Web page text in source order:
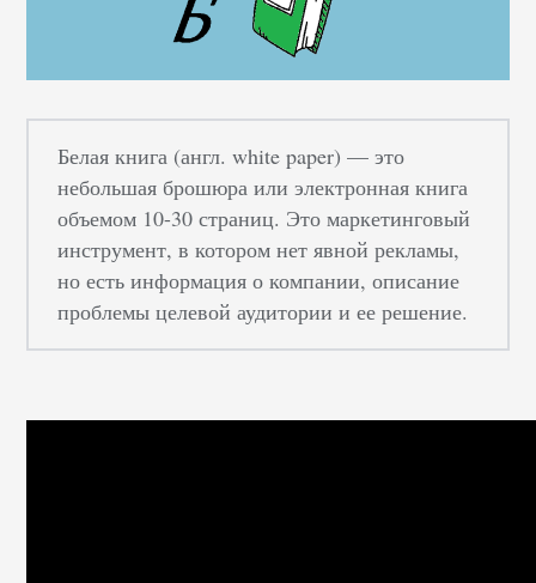
Белая книга (англ. white paper) — это
небольшая брошюра или электронная книга
объемом 10-30 страниц. Это маркетинговый
инструмент, в котором нет явной рекламы,
но есть информация о компании, описание
проблемы целевой аудитории и ее решение.